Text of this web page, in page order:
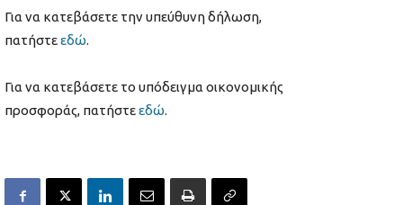
Για να κατεβάσετε την υπεύθυνη δήλωση,
πατήστεεδώ.
Για να κατεβάσετε το υπόδειγμα οικονομικής
προσφοράς, πατήστεεδώ.